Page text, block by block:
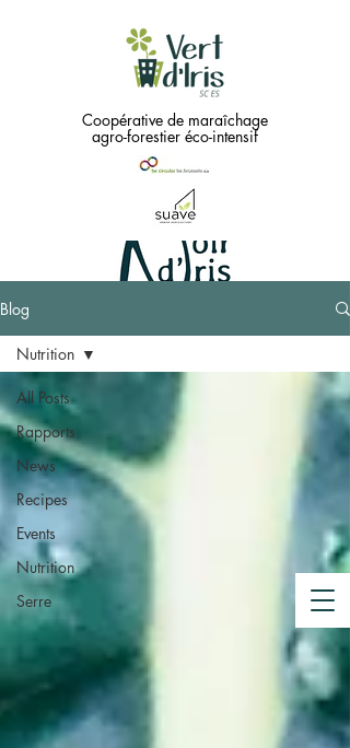
Coopérative de maraîchage
agro-forestier éco-intensif
Green
needs ...
Black !!
Coopérative
de compostage
Crowdfunding
Blog
All Posts
Rapports
News
Recipes
Events
Nutrition
Serre
Nutrition